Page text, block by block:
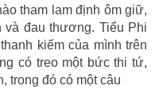
tham lam định ôm giữ,
đau thương. Tiểu Phi
kiếm của mình trên
có treo một bức thi tứ,
trong đó có một câu